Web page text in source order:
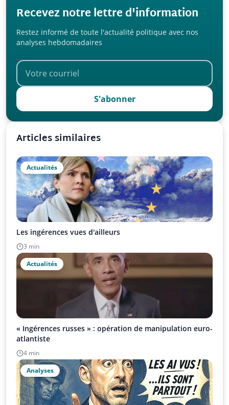
Recevez notre lettre d'information
Restez informé de toute l'actualité politique avec nos
analyses hebdomadaires
S'abonner
Articles similaires
Actualités
Les ingérences vues d'ailleurs
3 min
Actualités
« Ingérences russes » : opération de manipulation euro-
atlantiste
4 min
Analyses